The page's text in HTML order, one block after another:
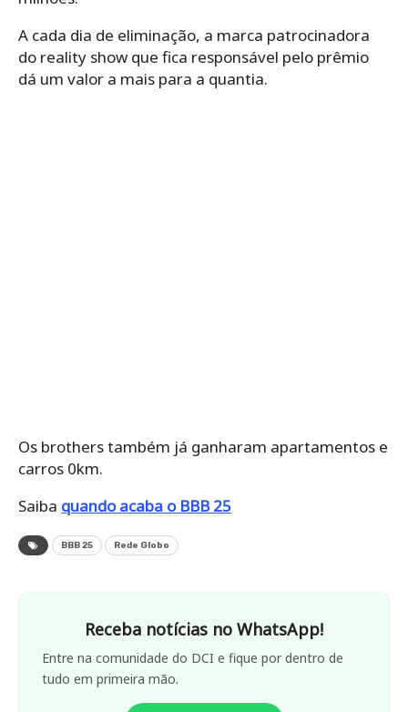
A cada dia de eliminação, a marca patrocinadora
do reality show que fica responsável pelo prêmio
dá um valor a mais para a quantia.
Os brothers também já ganharam apartamentos e
carros 0km.
Saiba quando acaba o BBB 25
BBB 25 Rede Globo
Receba notícias no WhatsApp!
Entre na comunidade do DCI e fique por dentro de
tudo em primeira mão.